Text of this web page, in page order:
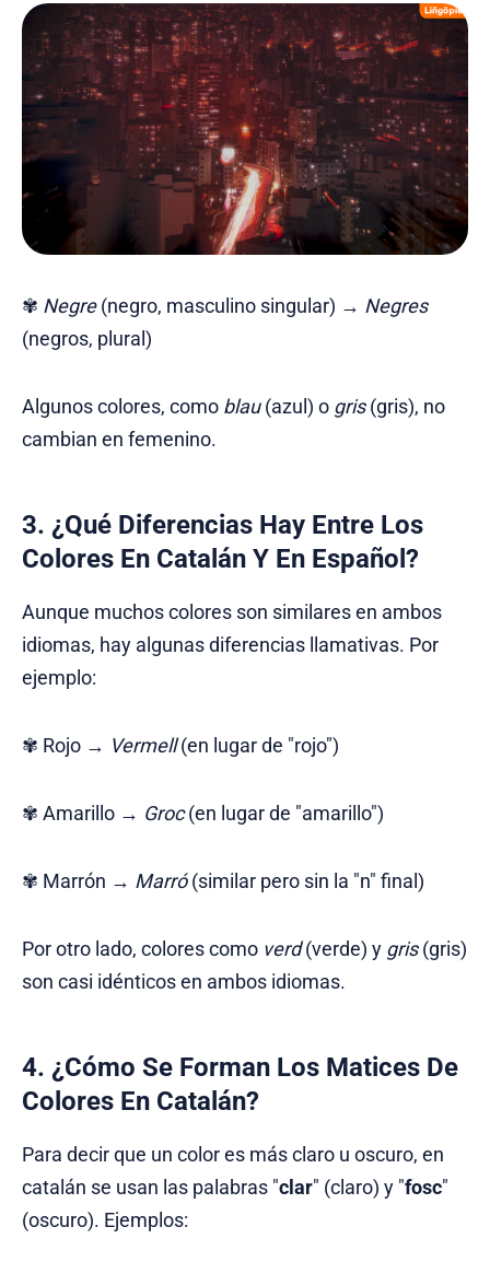
✾ Negre(negro, masculino singular) → Negres
(negros, plural)
Algunos colores, como blau(azul) o gris(gris), no
cambian en femenino.
3. ¿Qué Diferencias Hay Entre Los
Colores En Catalán Y En Español?
Aunque muchos colores son similares en ambos
idiomas, hay algunas diferencias llamativas. Por
ejemplo:
✾ Rojo → Vermell(en lugar de "rojo")
✾ Amarillo → Groc(en lugar de "amarillo")
✾ Marrón → Marró(similar pero sin la "n" final)
Por otro lado, colores como verd(verde) y gris(gris)
son casi idénticos en ambos idiomas.
4. ¿Cómo Se Forman Los Matices De
Colores En Catalán?
Para decir que un color es más claro u oscuro, en
catalán se usan las palabras "clar" (claro) y "fosc"
(oscuro). Ejemplos: